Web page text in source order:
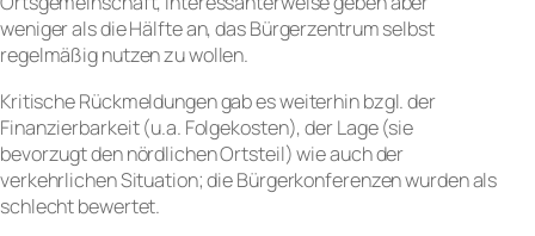
weniger als die Hälfte an, das Bürgerzentrum selbst
regelmäßig nutzen zu wollen.
Kritische Rückmeldungen gab es weiterhin bzgl. der
Finanzierbarkeit (u.a. Folgekosten), der Lage (sie
bevorzugt den nördlichen Ortsteil) wie auch der
verkehrlichen Situation; die Bürgerkonferenzen wurden als
schlecht bewertet.